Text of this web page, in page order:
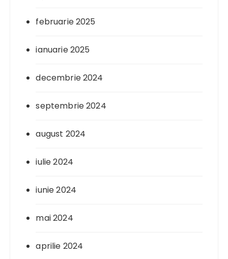
februarie 2025
ianuarie 2025
decembrie 2024
septembrie 2024
august 2024
iulie 2024
iunie 2024
mai 2024
aprilie 2024